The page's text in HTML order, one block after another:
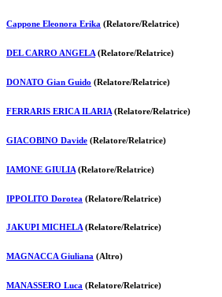
Cappone Eleonora Erika (Relatore/Relatrice)
DEL CARRO ANGELA (Relatore/Relatrice)
DONATO Gian Guido (Relatore/Relatrice)
FERRARIS ERICA ILARIA (Relatore/Relatrice)
GIACOBINO Davide (Relatore/Relatrice)
IAMONE GIULIA (Relatore/Relatrice)
IPPOLITO Dorotea (Relatore/Relatrice)
JAKUPI MICHELA(Relatore/Relatrice)
MAGNACCA Giuliana (Altro)
MANASSERO Luca (Relatore/Relatrice)